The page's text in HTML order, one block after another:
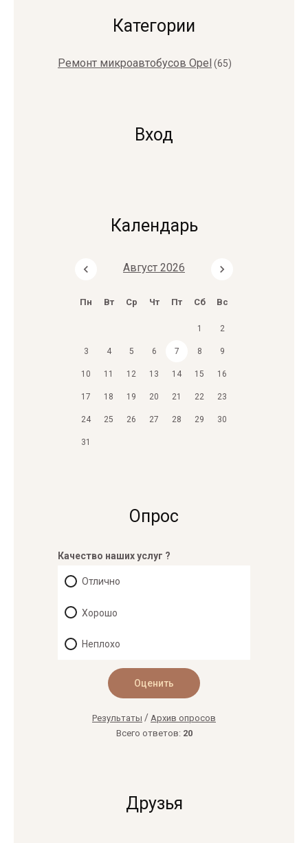
Категории
Ремонт микроавтобусов Opel (65)
Вход
Календарь
Август 2026
Пн Вт Ср Чт Пт Сб Вс
1 2
3 4 5 6 7 8 9
10 11 12 13 14 15 16
17 18 19 20 21 22 23
24 25 26 27 28 29 30
31
Опрос
Качество наших услуг ?
Отлично
Хорошо
Неплохо
Результаты / Архив опросов
Всего ответов: 20
Друзья